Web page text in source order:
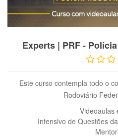
Experts | PRF -
Este curso contempla todo o
Rodoviário
Videoaulas
Intensivo de Questões